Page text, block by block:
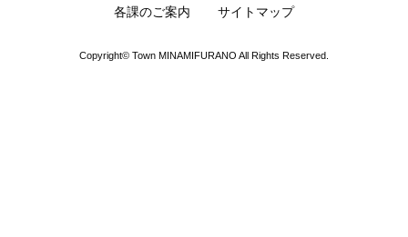
各課のご案内 サイトマップ
Copyright© Town MINAMIFURANO All Rights Reserved.